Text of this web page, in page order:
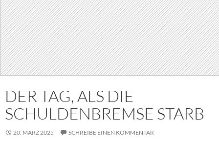
DER TAG, ALS DIE
SCHULDENBREMSE STARB
20. MÄRZ 2025 SCHREIBE EINEN KOMMENTAR